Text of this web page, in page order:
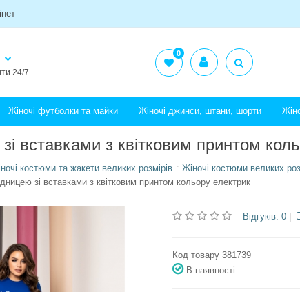
24/7
0
Жіночі футболки та майки Жіночі джинси, штани, шорти
вставками з квітковим принтом
костюми та жакети великих розмірів
Жіночі костюми великих
зі вставками з квітковим принтом кольору електрик
Відгуків: 0 |
Код товару 381739
В наявності